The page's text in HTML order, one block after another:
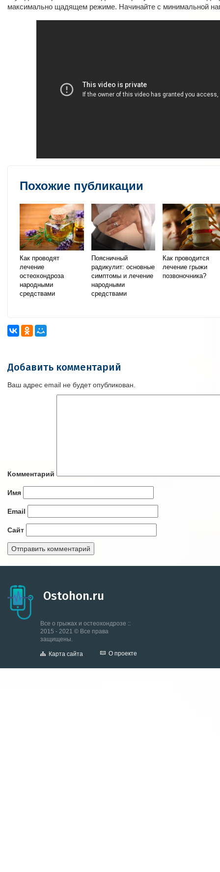
максимально щадящем режиме. Начинайте с минимальной
Похожие публикации
Как проводят
лечение
остеохондроза
народными
средствами
Поясничный
радикулит: основные
симптомы и лечение
народными
средствами
Как проводится
лечение грыжи
позвоночника?
Добавить комментарий
Ваш адрес email не будет опубликован.
Комментарий
Имя
Email
Сайт
Ostohon.ru
Все о грыжах и остеохондрозе ::
2015 - 2021 © Все права
защищены.
Карта сайта О проекте